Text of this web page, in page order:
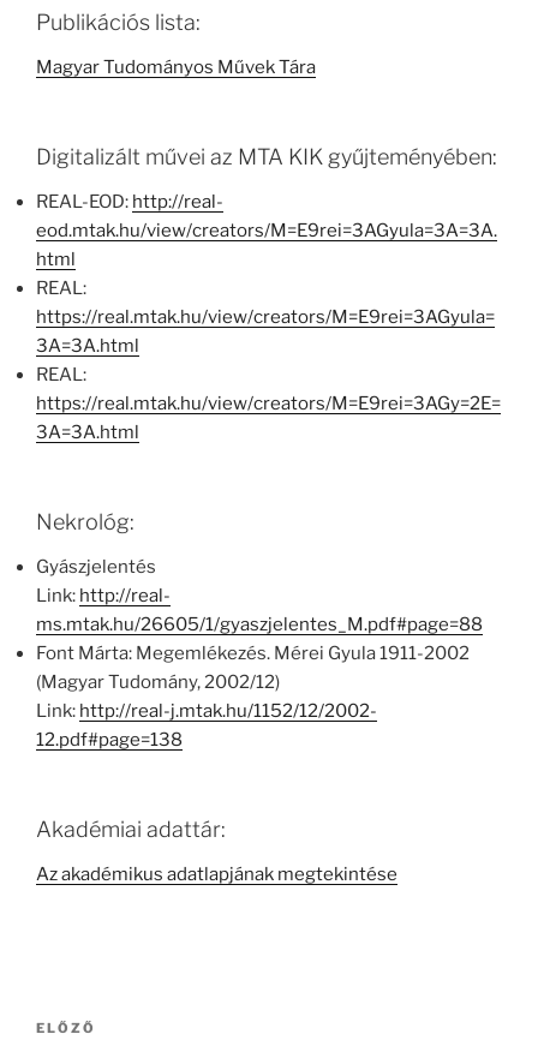
Publikációs lista:
Magyar Tudományos Művek Tára
Digitalizált művei az MTA KIK gyűjteményében:
REAL-EOD: http://real-
eod.mtak.hu/view/creators/M=E9rei=3AGyula=3A=3A.
html
REAL:
https://real.mtak.hu/view/creators/M=E9rei=3AGyula=
3A=3A.html
REAL:
https://real.mtak.hu/view/creators/M=E9rei=3AGy=2E=
3A=3A.html
Nekrológ:
Gyászjelentés
Link: http://real-
ms.mtak.hu/26605/1/gyaszjelentes_M.pdf#page=88
Font Márta: Megemlékezés. Mérei Gyula 1911-2002
(Magyar Tudomány, 2002/12)
Link: http://real-j.mtak.hu/1152/12/2002-
12.pdf#page=138
Akadémiai adattár:
Az akadémikus adatlapjának megtekintése
Bejegyzés
Korábbi
ELŐZŐ